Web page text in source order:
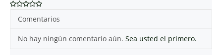
Comentarios
No hay ningún comentario aún. Sea usted el primero.